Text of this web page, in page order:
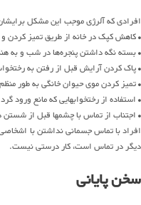
افرادی که آلرژی موجب این مشکل
• کاهش کپک در خانه از طریق تمیز کردن
• بسته نگه داشتن پنجره‌ها در شب و به
• پاک کردن آرایش قبل از رفتن به
• تمیز کردن موی حیوان خانگی به طور منظم
• استفاده از رختخوابهایی که مانع ورود
• اجتناب از تماس با چشمها قبل از
افراد با تماس جسمانی نداشتن با
دیگر در تماس است، کار درستی نیست.
سخن پایانی